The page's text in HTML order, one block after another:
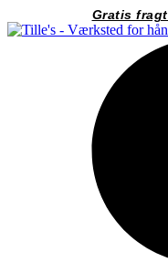
til
Gratis